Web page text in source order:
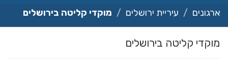
עיריית ירושלים מוקדי קליטה בירושלים
קליטה בירושלים